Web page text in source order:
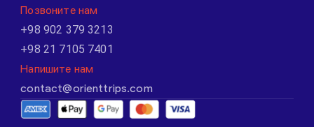
Позвоните нам
+98 902 379 3213
+98 21 7105 7401
Напишите нам
contact@orienttrips.com